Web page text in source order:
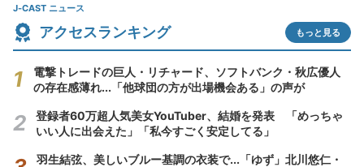
J-CAST ニュース
アクセスランキング もっと見る
電撃トレードの巨人・リチャード、ソフトバンク・秋広優人
の存在感薄れ...「他球団の方が出場機会ある」の声が
登録者60万超人気美女YouTuber、結婚を発表 「めっちゃ
いい人に出会えた」「私今すごく安定してる」
羽生結弦、美しいブルー基調の衣装で...「ゆず」北川悠仁・